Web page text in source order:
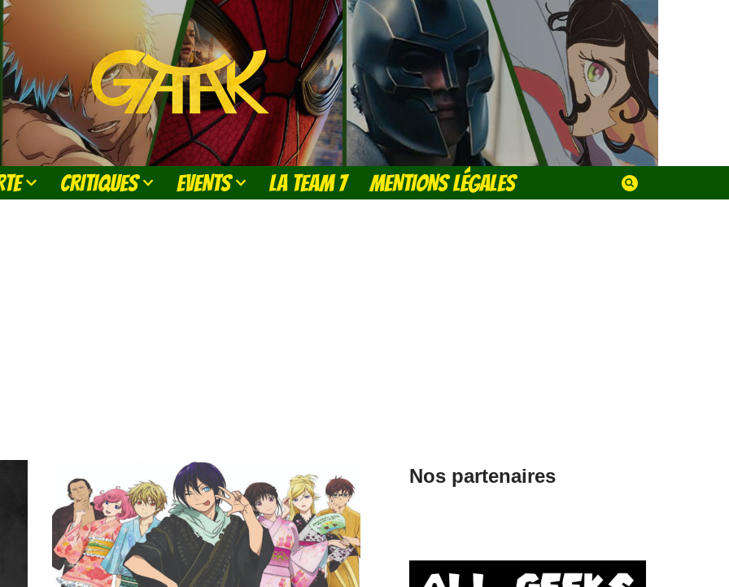
CRITIQUES EVENTS LA TEAM 7 MENTIONS LÉGALES
Nos partenaires